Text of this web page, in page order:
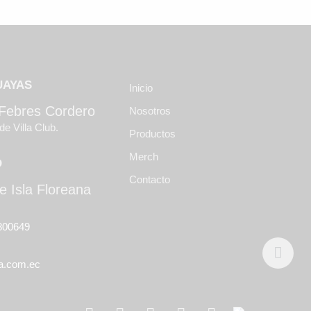
Cordero
Villa Club.
Isla Floreana
Inicio
Nosotros
Productos
Merch
Contacto